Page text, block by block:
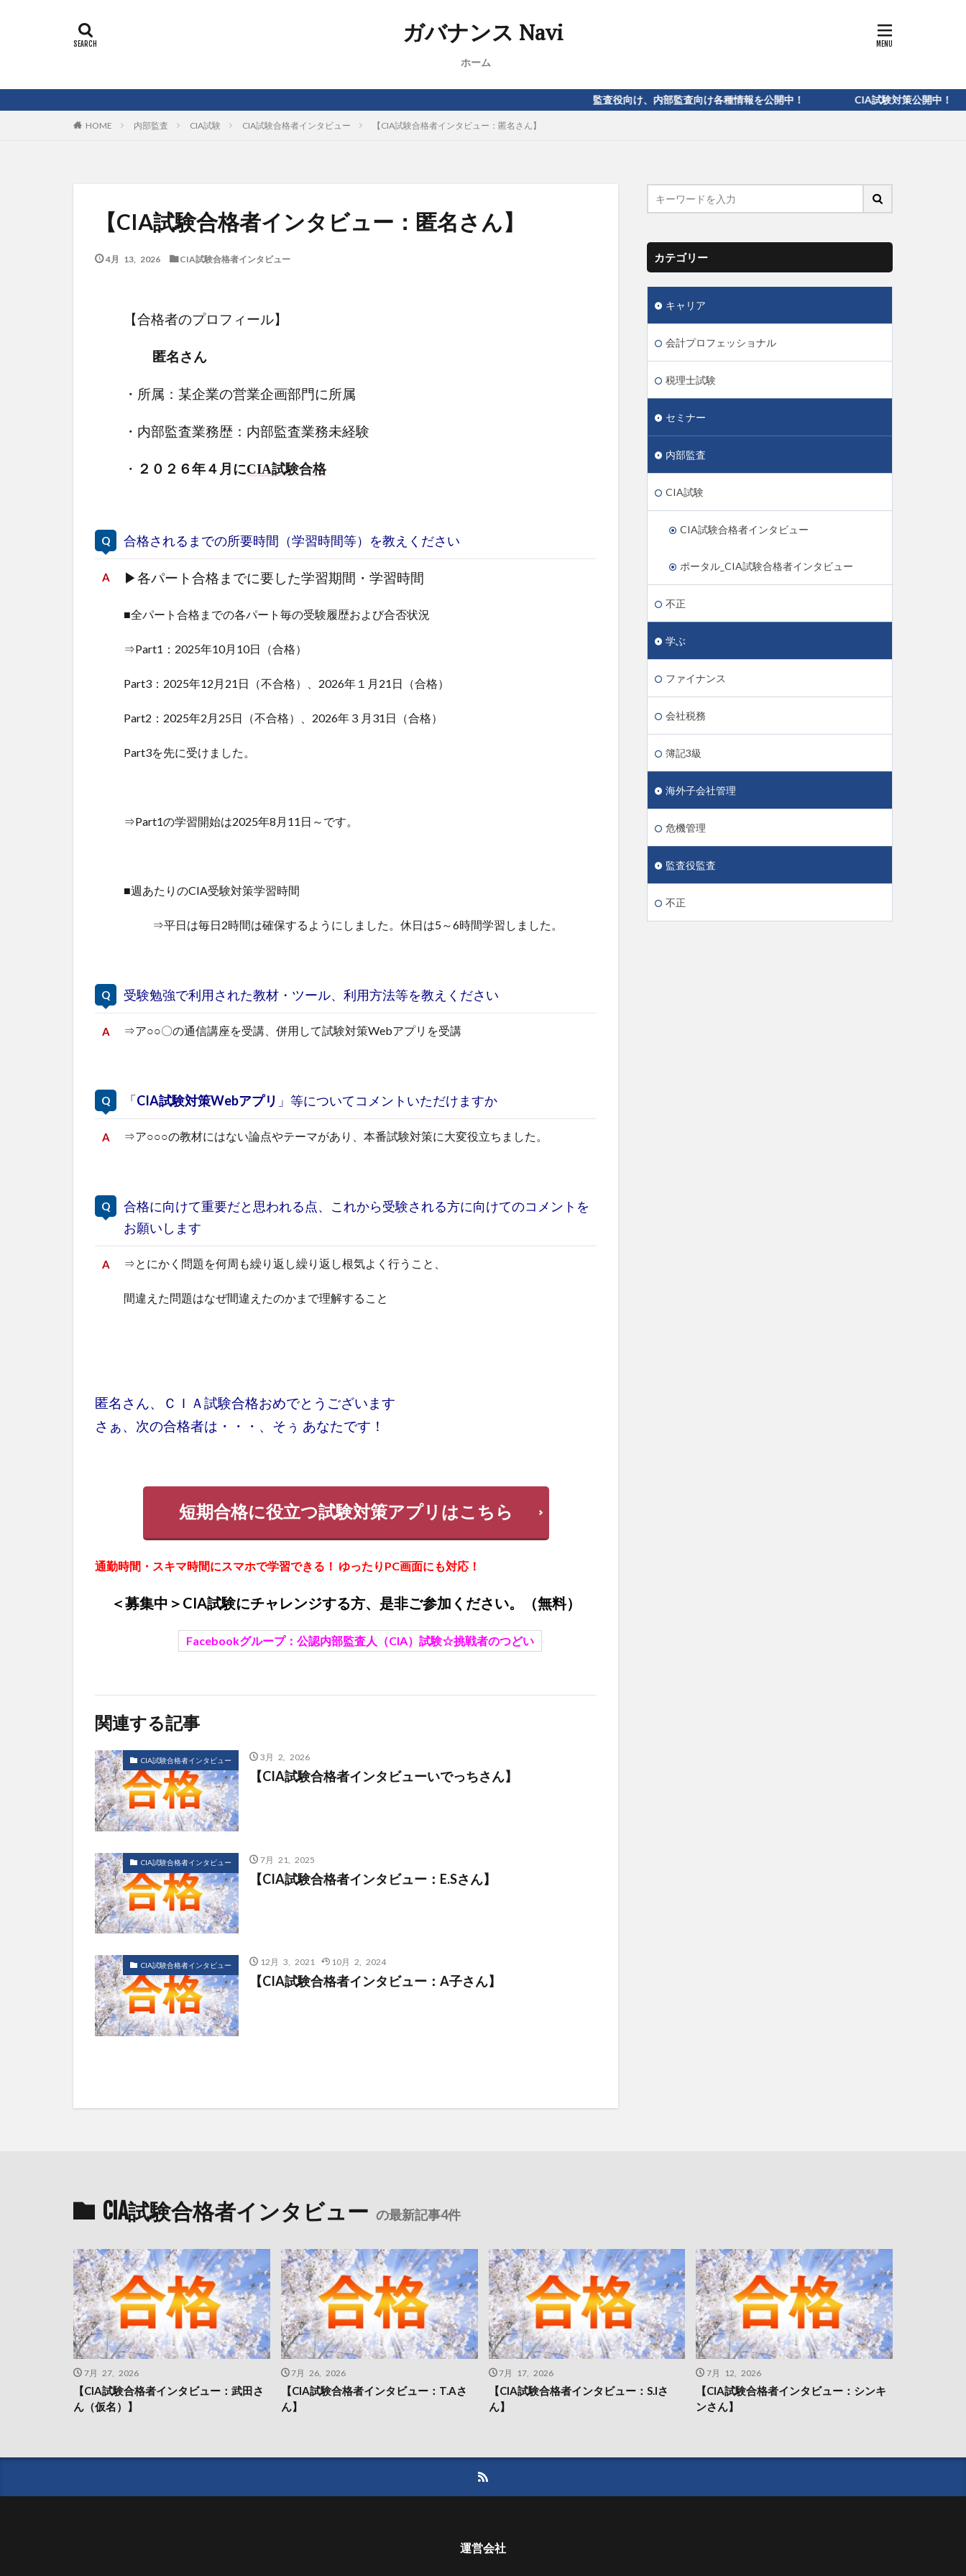
ガバナンス Navi
ホーム
監査役向け、内部監査向け各種情報を公開中！ CIA試験対策公開中！
HOME 内部監査 CIA試験 CIA試験合格者インタビュー 【CIA試験合格者インタビュー：匿名さん】
【CIA試験合格者インタビュー：匿名さん】
4月 13, 2026 CIA試験合格者インタビュー
【合格者のプロフィール】
匿名さん
・所属：某企業の営業企画部門に所属
・内部監査業務歴：内部監査業務未経験
・ ２０２６年４月にCIA試験合格
合格されるまでの所要時間（学習時間等）を教えください
▶各パート合格までに要した学習期間・学習時間
■全パート合格までの各パート毎の受験履歴および合否状況
⇒Part1：2025年10月10日（合格）
Part3：2025年12月21日（不合格）、2026年１月21日（合格）
Part2：2025年2月25日（不合格）、2026年３月31日（合格）
Part3を先に受けました。
⇒Part1の学習開始は2025年8月11日～です。
■週あたりのCIA受験対策学習時間
⇒平日は毎日2時間は確保するようにしました。休日は5～6時間学習しました。
受験勉強で利用された教材・ツール、利用方法等を教えください
⇒ア○○〇の通信講座を受講、併用して試験対策Webアプリを受講
「CIA試験対策Webアプリ 」等についてコメントいただけますか
⇒ア○○○の教材にはない論点やテーマがあり、本番試験対策に大変役立ちました。
合格に向けて重要だと思われる点、これから受験される方に向けてのコメントを
お願いします
⇒とにかく問題を何周も繰り返し繰り返し根気よく行うこと、
間違えた問題はなぜ間違えたのかまで理解すること
匿名さん、ＣＩＡ試験合格おめでとうございます
さぁ、次の合格者は・・・、そぅ あなたです！
短期合格に役立つ試験対策アプリはこちら
通勤時間・スキマ時間にスマホで学習できる！ ゆったりPC画面にも対応！
＜募集中＞CIA試験にチャレンジする方、是非ご参加ください。（無料）
Facebookグループ： 公認内部監査人（CIA）試験☆挑戦者のつどい
関連する記事
CIA試験合格者インタビュー 3月 2, 2026
【CIA試験合格者インタビューいでっちさん】
CIA試験合格者インタビュー 7月 21, 2025
【CIA試験合格者インタビュー：E.Sさん】
CIA試験合格者インタビュー 12月 3, 2021 10月 2, 2024
【CIA試験合格者インタビュー：A子さん】
カテゴリー
キャリア
会計プロフェッショナル
税理士試験
セミナー
内部監査
CIA試験
CIA試験合格者インタビュー
ポータル_CIA試験合格者インタビュー
不正
学ぶ
ファイナンス
会社税務
簿記3級
海外子会社管理
危機管理
監査役監査
不正
CIA試験合格者インタビュー の最新記事4件
7月 27, 2026
【CIA試験合格者インタビュー：武田さ
ん（仮名）】
7月 26, 2026
【CIA試験合格者インタビュー：T.Aさ
ん】
7月 17, 2026
【CIA試験合格者インタビュー：S.Iさ
ん】
7月 12, 2026
【CIA試験合格者インタビュー：シンキ
ンさん】
運営会社